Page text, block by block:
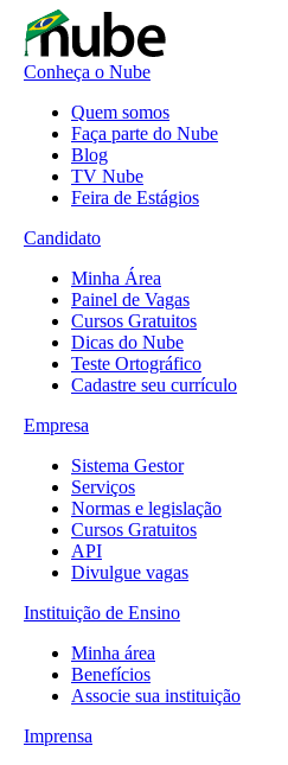
Conheça o Nube
Quem somos
Faça parte do Nube
Blog
TV Nube
Feira de Estágios
Candidato
Minha Área
Painel de Vagas
Cursos Gratuitos
Dicas do Nube
Teste Ortográfico
Cadastre seu currículo
Empresa
Sistema Gestor
Serviços
Normas e legislação
Cursos Gratuitos
API
Divulgue vagas
Instituição de Ensino
Minha área
Benefícios
Associe sua instituição
Imprensa